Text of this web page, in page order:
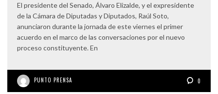
El presidente del Senado, Álvaro Elizalde, y el expresidente
de la Cámara de Diputadas y Diputados, Raúl Soto,
anunciaron durante la jornada de este viernes el primer
acuerdo en el marco de las conversaciones por el nuevo
proceso constituyente. En
PUNTO PRENSA 0